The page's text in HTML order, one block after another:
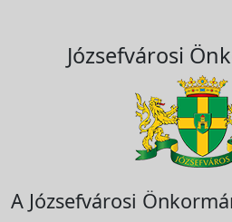
Józsefvárosi
A Józsefvárosi